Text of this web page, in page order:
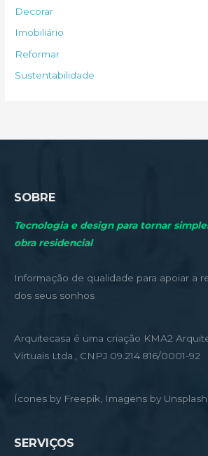
p
o
r
Decorar
Imobiliário
Reformar
Sustentabilidade
SOBRE
Tecnologia e design para tornar
obra residencial
Informação de qualidade para apoiar a
dos seus sonhos
Arquitecasa é uma criação KMA2
Virtuais Ltda., CNPJ 09.214.816/0001-92
Ícones by Freepik, Imagens by Unsplash
SERVIÇOS